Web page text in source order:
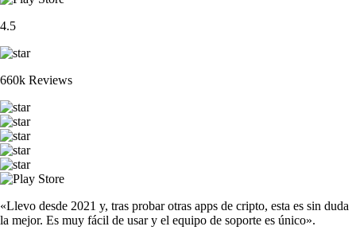
4.5
660k Reviews
«Llevo desde 2021 y, tras probar otras apps de cripto, esta es sin duda
la mejor. Es muy fácil de usar y el equipo de soporte es único».